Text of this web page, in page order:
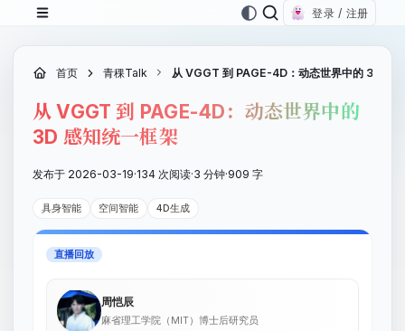
登录 / 注册
首页 青稞Talk 从 VGGT 到 PAGE-4D：动态世界中的 3D 感
从 VGGT 到 PAGE-4D：动态世界中的
3D 感知统一框架
发布于 2026-03-19·134 次阅读·3 分钟·909 字
具身智能 空间智能 4D生成
直播回放
周恺辰
麻省理工学院（MIT）博士后研究员